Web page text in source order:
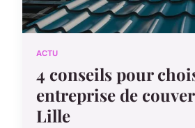
ACTU
4 conseils pour
entreprise de
Lille